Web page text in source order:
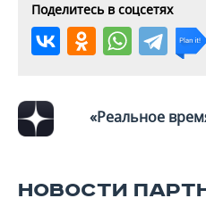
Поделитесь в соцсетях
«Реальное
НОВОСТИ